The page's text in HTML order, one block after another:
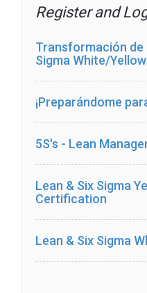
Register and
Transformación de
Sigma White/
¡Preparándome
5S's - Lean
Lean & Six Sigma
Certification
Lean & Six Sigma